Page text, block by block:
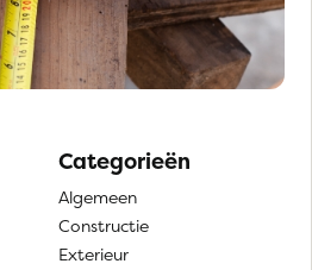
Categorieën
Algemeen
Constructie
Exterieur